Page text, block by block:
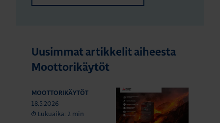
Uusimmat artikkelit aiheesta
Moottorikäytöt
MOOTTORIKÄYTÖT
18.5.2026
Lukuaika: 2 min